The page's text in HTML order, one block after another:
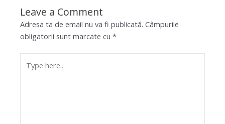
Leave a Comment
Adresa ta de email nu va fi publicată. Câmpurile
obligatorii sunt marcate cu *
here..